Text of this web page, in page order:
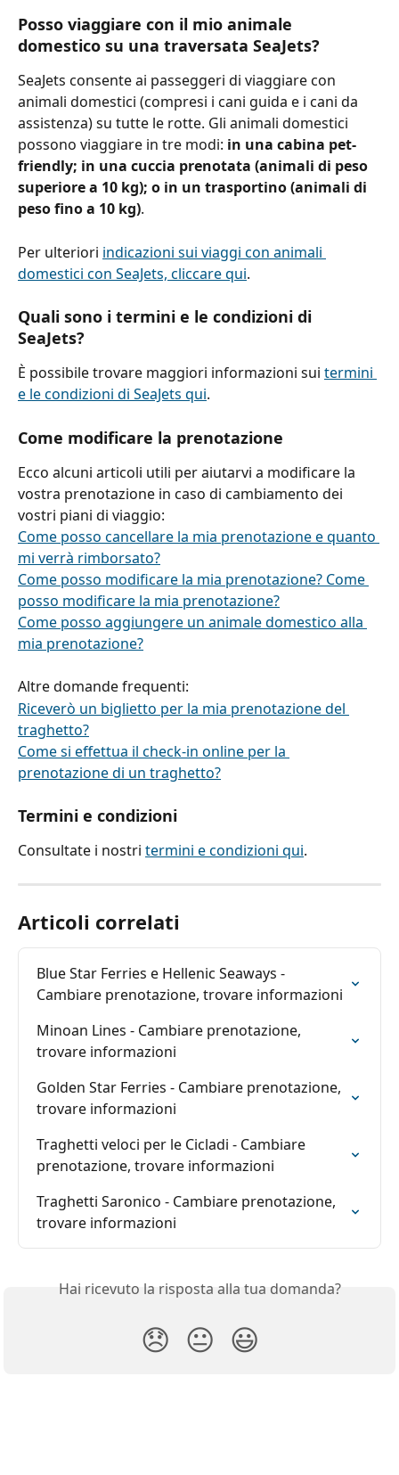
Posso viaggiare con il mio animale
domestico su una traversata SeaJets?
SeaJets consente ai passeggeri di viaggiare con
animali domestici (compresi i cani guida e i cani da
assistenza) su tutte le rotte. Gli animali domestici
possono viaggiare in tre modi: in una cabina pet-
friendly; in una cuccia prenotata (animali di peso
superiore a 10 kg); o in un trasportino (animali di
peso fino a 10 kg).
Per ulteriori indicazioni sui viaggi con animali
domestici con SeaJets, cliccare qui.
Quali sono i termini e le condizioni di
SeaJets?
È possibile trovare maggiori informazioni sui termini
e le condizioni di SeaJets qui.
Come modificare la prenotazione
Ecco alcuni articoli utili per aiutarvi a modificare la
vostra prenotazione in caso di cambiamento dei
vostri piani di viaggio:
Come posso cancellare la mia prenotazione e quanto
mi verrà rimborsato?
Come posso modificare la mia prenotazione? Come
posso modificare la mia prenotazione?
Come posso aggiungere un animale domestico alla
mia prenotazione?
Altre domande frequenti:
Riceverò un biglietto per la mia prenotazione del
traghetto?
Come si effettua il check-in online per la
prenotazione di un traghetto?
Termini e condizioni
Consultate i nostri termini e condizioni qui.
Articoli correlati
Blue Star Ferries e Hellenic Seaways -
Cambiare prenotazione, trovare informazioni
Minoan Lines - Cambiare prenotazione,
trovare informazioni
Golden Star Ferries - Cambiare prenotazione,
trovare informazioni
Traghetti veloci per le Cicladi - Cambiare
prenotazione, trovare informazioni
Traghetti Saronico - Cambiare prenotazione,
trovare informazioni
Hai ricevuto la risposta alla tua domanda?
😞 😐 😃